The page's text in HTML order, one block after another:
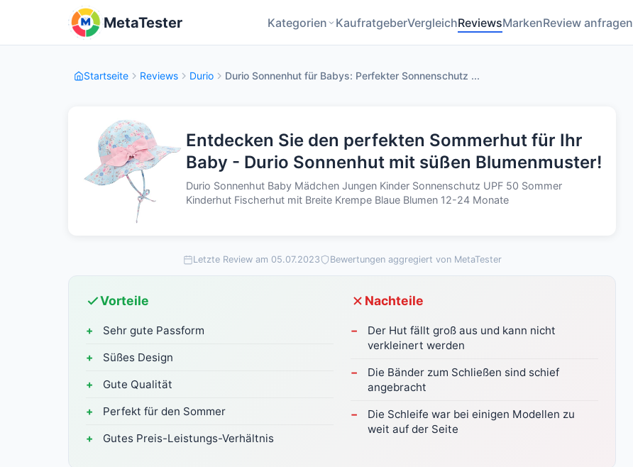
MetaTester Kategorien KaufratgeberVergleichReviewsMarkenReview anfragen
Startseite Reviews Durio Durio Sonnenhut für Babys: Perfekter Sonnenschutz ...
Entdecken Sie den perfekten Sommerhut für Ihr
Baby - Durio Sonnenhut mit süßen Blumenmuster!
Durio Sonnenhut Baby Mädchen Jungen Kinder Sonnenschutz UPF 50 Sommer
Kinderhut Fischerhut mit Breite Krempe Blaue Blumen 12-24 Monate
Letzte Review am 05.07.2023 Bewertungen aggregiert von MetaTester
Vorteile
Sehr gute Passform
Süßes Design
Gute Qualität
Perfekt für den Sommer
Gutes Preis-Leistungs-Verhältnis
Nachteile
Der Hut fällt groß aus und kann nicht
verkleinert werden
Die Bänder zum Schließen sind schief
angebracht
Die Schleife war bei einigen Modellen zu
weit auf der Seite